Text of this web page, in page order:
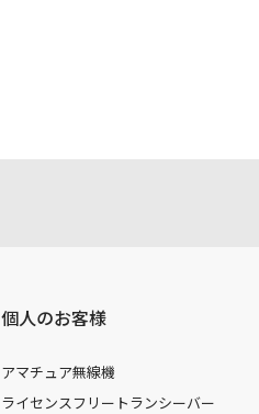
個人のお客様
アマチュア無線機
ライセンスフリートランシーバー